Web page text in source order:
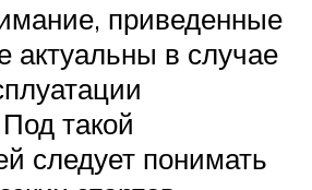
приведенные
в случае
такой
следует понимать